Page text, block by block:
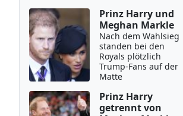
Prinz Harry und
Meghan Markle
Nach dem Wahlsieg
standen bei den
Royals plötzlich
Trump-Fans auf der
Matte
Prinz Harry
getrennt von